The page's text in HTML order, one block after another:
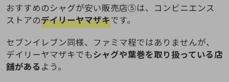
おすすめのシャグが安い販売店⑤は、コンビニエンス
ストアのデイリーヤマザキです。
セブンイレブン同様、ファミマ程ではありませんが、
デイリーヤマザキでもシャグや葉巻を取り扱っている店
舗がある よう。